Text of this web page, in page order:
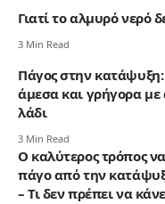
Γιατί το αλμυρό νερό
3 Min Read
Πάγος στην
άμεσα και γρήγορα με
λάδι
3 Min Read
Ο καλύτερος τρόπος
πάγο από την
– Τι δεν πρέπει να